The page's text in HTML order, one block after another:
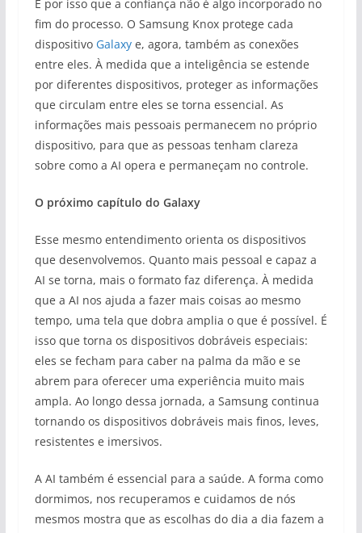
É por isso que a confiança não é algo incorporado no
fim do processo. O Samsung Knox protege cada
dispositivo Galaxye, agora, também as conexões
entre eles. À medida que a inteligência se estende
por diferentes dispositivos, proteger as informações
que circulam entre eles se torna essencial. As
informações mais pessoais permanecem no próprio
dispositivo, para que as pessoas tenham clareza
sobre como a AI opera e permaneçam no controle.
O próximo capítulo do Galaxy
Esse mesmo entendimento orienta os dispositivos
que desenvolvemos. Quanto mais pessoal e capaz a
AI se torna, mais o formato faz diferença. À medida
que a AI nos ajuda a fazer mais coisas ao mesmo
tempo, uma tela que dobra amplia o que é possível. É
isso que torna os dispositivos dobráveis especiais:
eles se fecham para caber na palma da mão e se
abrem para oferecer uma experiência muito mais
ampla. Ao longo dessa jornada, a Samsung continua
tornando os dispositivos dobráveis mais finos, leves,
resistentes e imersivos.
A AI também é essencial para a saúde. A forma como
dormimos, nos recuperamos e cuidamos de nós
mesmos mostra que as escolhas do dia a dia fazem a